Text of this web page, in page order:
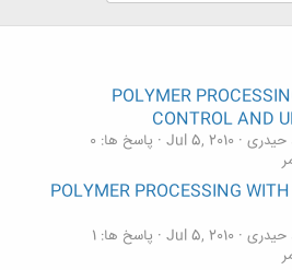
POLYMER
CONTROL AND
Jul 5, 2010 پاسخ ها: 0
POLYMER PROCESSING
Jul 5, 2010 پاسخ ها: 1